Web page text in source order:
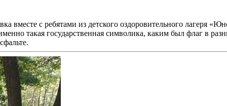
вместе с ребятами из детского оздоровительного лагеря
такая государственная символика, каким был флаг в